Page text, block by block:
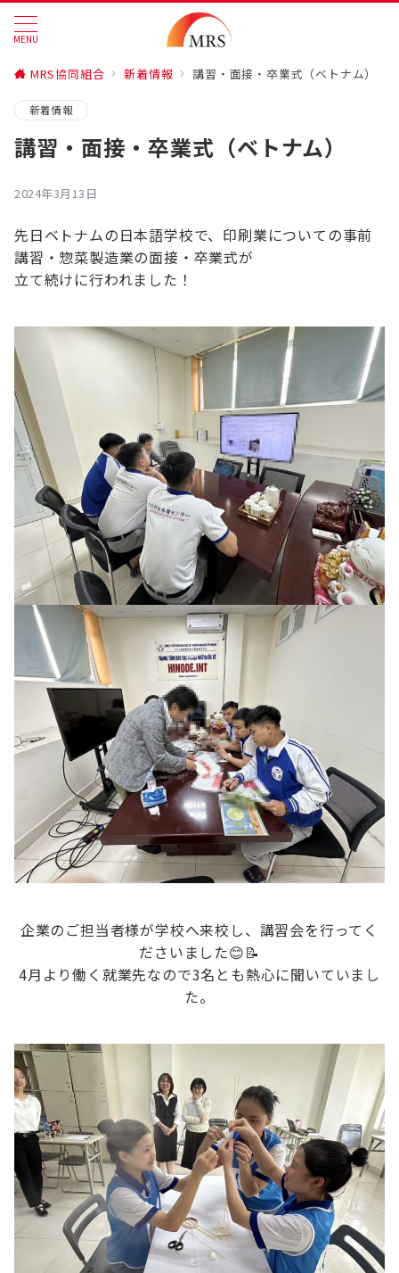
MENU
MRS協同組合 新着情報 講習・面接・卒業式（ベトナム）
新着情報
講習・面接・卒業式（ベトナム）
2024年3月13日
先日ベトナムの日本語学校で、印刷業についての事前
講習・惣菜製造業の面接・卒業式が
立て続けに行われました！
企業のご担当者様が学校へ来校し、講習会を行ってく
ださいました😊📝
4月より働く就業先なので3名とも熱心に聞いていまし
た。